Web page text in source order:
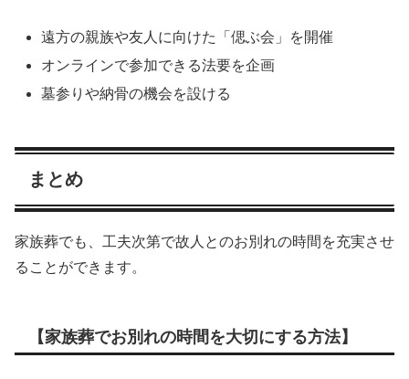
遠方の親族や友人に向けた「偲ぶ会」を開催
オンラインで参加できる法要を企画
墓参りや納骨の機会を設ける
まとめ
家族葬でも、工夫次第で故人とのお別れの時間を充実させ
ることができます。
【家族葬でお別れの時間を大切にする方法】